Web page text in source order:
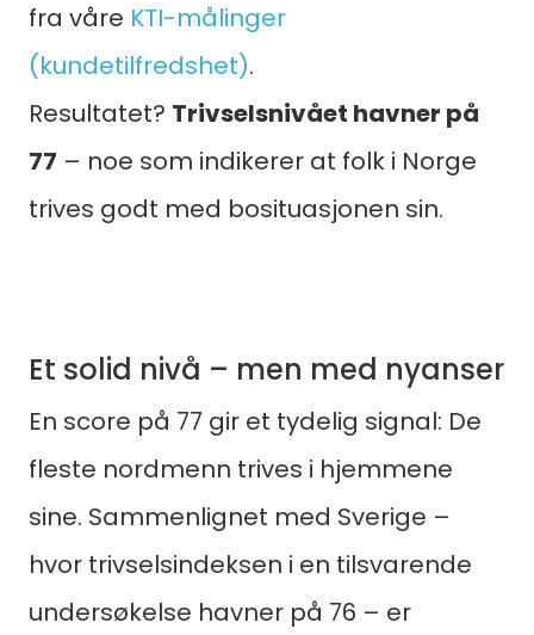
fra våre KTI-målinger
(kundetilfredshet).
Resultatet? Trivselsnivået havner på
77 – noe som indikerer at folk i Norge
trives godt med bosituasjonen sin.
Et solid nivå – men med nyanser
En score på 77 gir et tydelig signal: De
fleste nordmenn trives i hjemmene
sine. Sammenlignet med Sverige –
hvor trivselsindeksen i en tilsvarende
undersøkelse havner på 76 – er